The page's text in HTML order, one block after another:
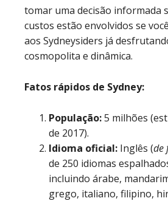
tomar uma decisão informada
custos estão envolvidos se
aos Sydneysiders já
cosmopolita e dinâmica.
Fatos rápidos de Sydney:
População:5 milhões
de 2017).
Idioma oficial: Inglês (de
de 250 idiomas
incluindo árabe,
grego, italiano, filipino,